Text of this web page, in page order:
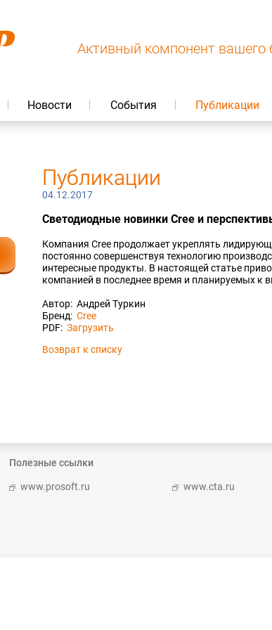
Активный компонент вашего
Новости События Публикации
Публикации
04.12.2017
Светодиодные новинки Cree и
Компания Cree продолжает укреплять
постоянно совершенствуя технологию
интересные продукты. В настоящей статье
компанией в последнее время и планируемых
Автор: Андрей Туркин
Бренд: Cree
PDF: Загрузить
Возврат к списку
Полезные ссылки
www.prosoft.ru www.cta.ru